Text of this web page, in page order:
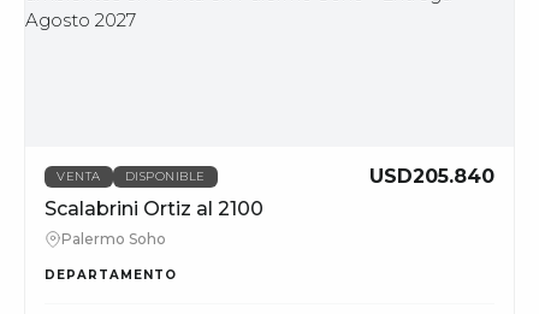
VENTA DISPONIBLE
USD205.840
Scalabrini Ortiz al 2100
Palermo Soho
DEPARTAMENTO